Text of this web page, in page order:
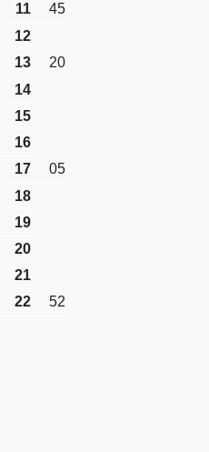
11
45
12
13
20
14
15
16
17
05
18
19
20
21
22
52